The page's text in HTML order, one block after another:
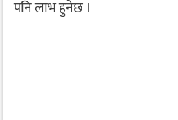
पनि लाभ हुनेछ ।